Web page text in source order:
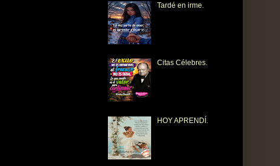
Tardé en irme.
Citas Célebres.
HOY APRENDÍ.